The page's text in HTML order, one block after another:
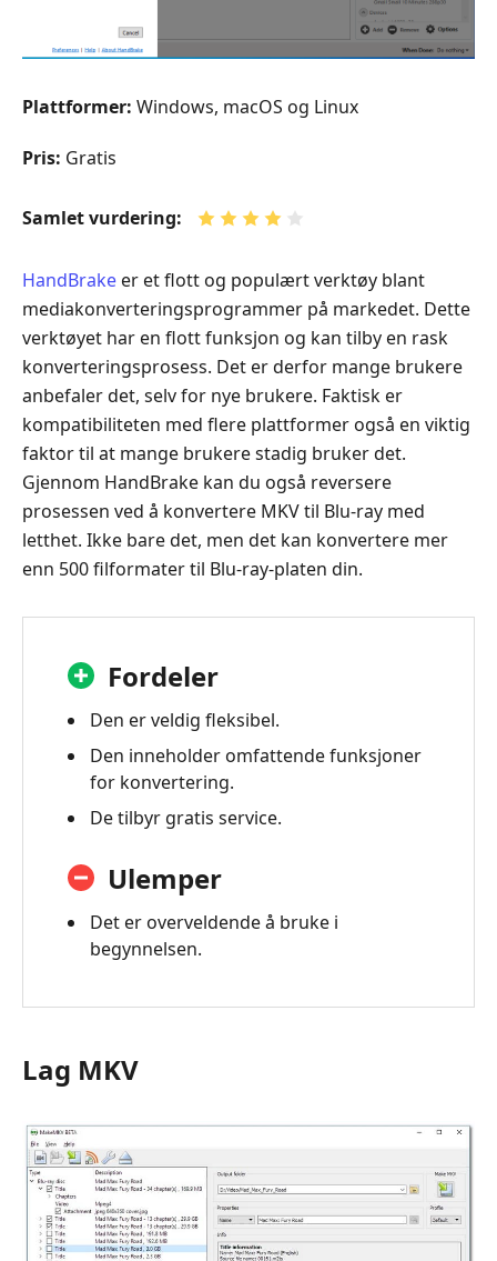
Plattformer: Windows, macOS og Linux
Pris: Gratis
Samlet vurdering:
HandBrake er et flott og populært verktøy blant
mediakonverteringsprogrammer på markedet. Dette
verktøyet har en flott funksjon og kan tilby en rask
konverteringsprosess. Det er derfor mange brukere
anbefaler det, selv for nye brukere. Faktisk er
kompatibiliteten med flere plattformer også en viktig
faktor til at mange brukere stadig bruker det.
Gjennom HandBrake kan du også reversere
prosessen ved å konvertere MKV til Blu-ray med
letthet. Ikke bare det, men det kan konvertere mer
enn 500 filformater til Blu-ray-platen din.
Fordeler
Den er veldig fleksibel.
Den inneholder omfattende funksjoner
for konvertering.
De tilbyr gratis service.
Ulemper
Det er overveldende å bruke i
begynnelsen.
Lag MKV